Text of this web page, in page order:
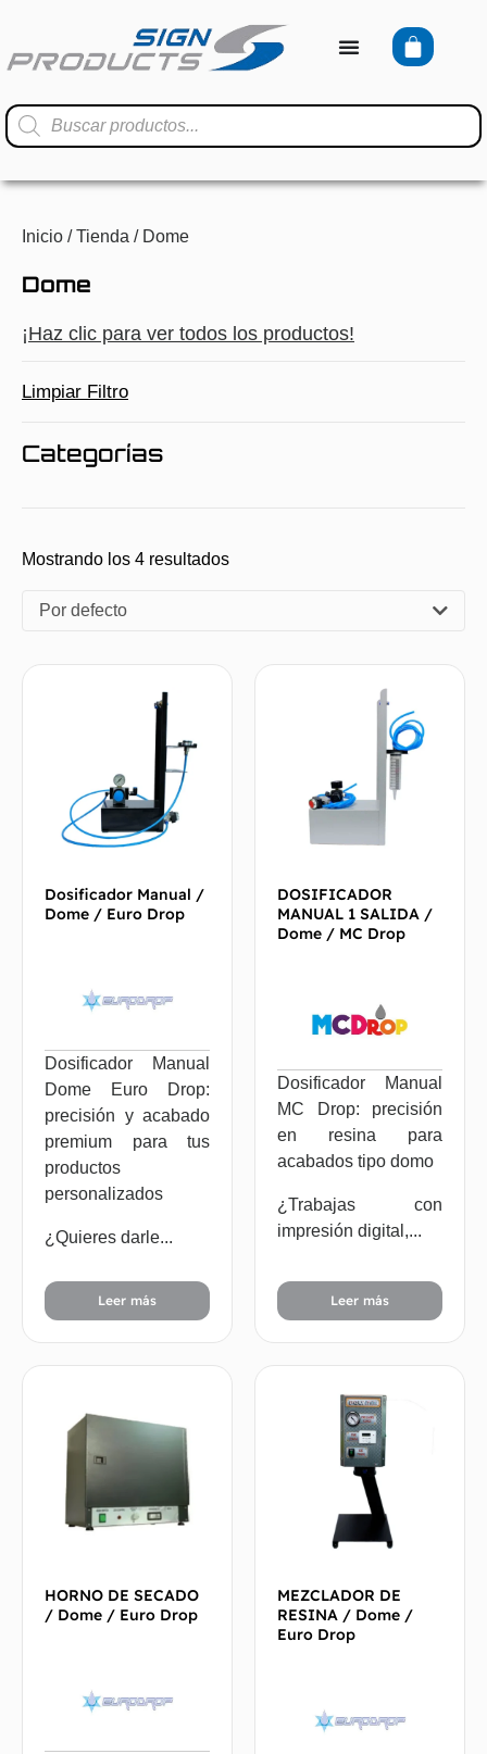
Inicio /Tienda / Dome
Dome
¡Haz clic para ver todos los productos!
Limpiar Filtro
Categorías
Mostrando los 4 resultados
Por defecto
Dosificador Manual /
Dome / Euro Drop
Dosificador Manual
Dome Euro Drop:
precisión y acabado
premium para tus
productos
personalizados
¿Quieres darle...
Leer más
DOSIFICADOR
MANUAL 1 SALIDA /
Dome / MC Drop
Dosificador Manual
MC Drop: precisión
en resina para
acabados tipo domo
¿Trabajas con
impresión digital,...
Leer más
HORNO DE SECADO
/ Dome / Euro Drop
MEZCLADOR DE
RESINA / Dome /
Euro Drop